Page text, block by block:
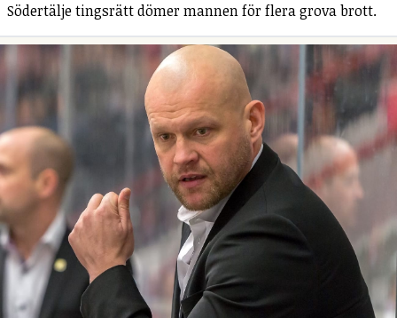
Södertälje tingsrätt dömer mannen för flera grova brott.